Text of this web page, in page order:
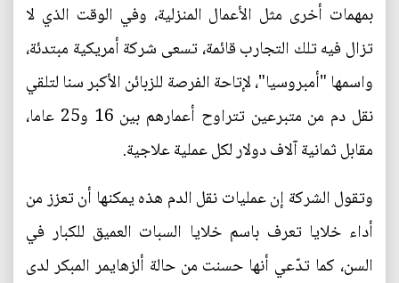
بمهمات أخرى مثل الأعمال المنزلية، وفي الوقت الذي لا
تزال فيه تلك التجارب قائمة، تسعى شركة أمريكية مبتدئة،
واسمها "أمبروسيا"، لإتاحة الفرصة للزبائن الأكبر سنا لتلقي
نقل دم من متبرعين تتراوح أعمارهم بين 16 و25 عاما،
مقابل ثمانية آلاف دولار لكل عملية علاجية.
وتقول الشركة إن عمليات نقل الدم هذه يمكنها أن تعزز من
أداء خلايا تعرف باسم خلايا السبات العميق للكبار في
السن، كما تدّعي أنها حسنت من حالة ألزهايمر المبكر لدى